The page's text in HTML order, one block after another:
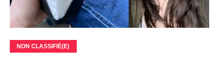
NON CLASSIFIÉ(E)